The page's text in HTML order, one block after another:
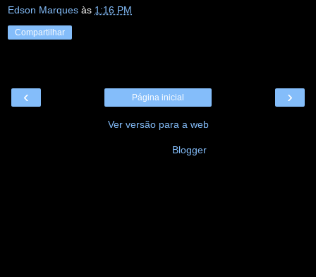
Edson Marques às 1:16 PM
Compartilhar
‹ ›
Página inicial
Ver versão para a web
Blogger.